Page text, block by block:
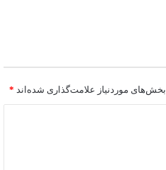
بخش‌های موردنیاز علامت‌گذاری شده‌اند *